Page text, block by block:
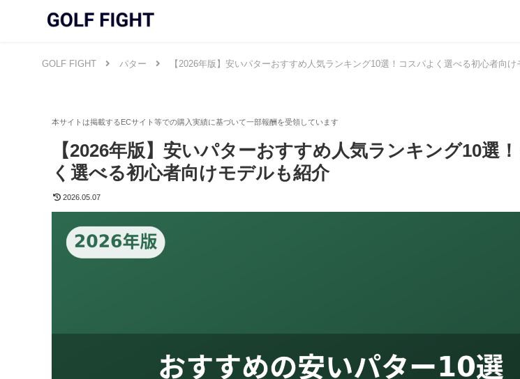
GOLF FIGHT パター 【2026年版】安いパターおすすめ人気ランキング10選！コスパよく選べる初心者向け
【2026年版】安いパターおすすめ人気ランキング10選
く選べる初心者向けモデルも紹介
2026.05.07